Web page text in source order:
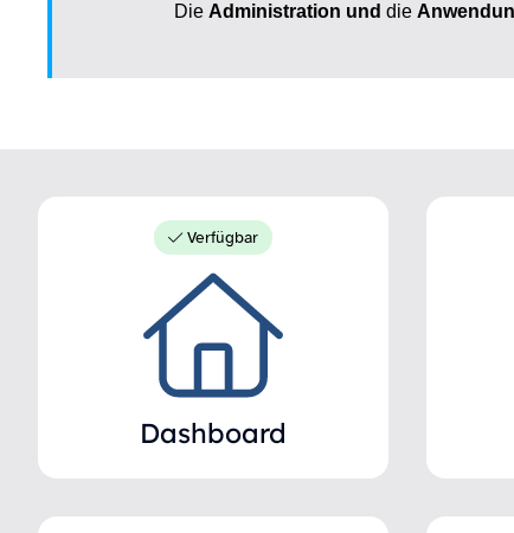
Die Administration und die
Verfügbar
Dashboard